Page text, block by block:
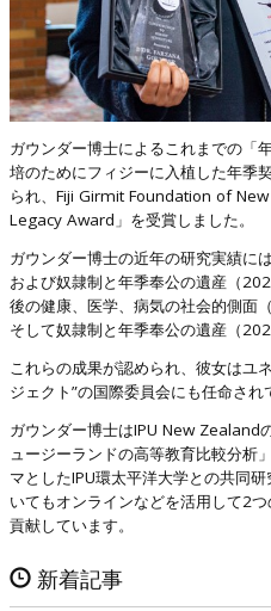
ガウンダー博士によるこれまでの「
培のためにフィジーに入植した年季
られ、Fiji Girmit Foundation of
Legacy Award」を受賞しました。
ガウンダー博士の近年の研究実績に
および奴隷制と年季奉公の遺産（
後の健康、医学、病気の社会的側面
そして奴隷制と年季奉公の遺産（
これらの成果が認められ、彼女はユ
ジェクト”の国際委員会にも任命され
ガウンダー博士はIPU New Zealand
ュージーランドの高等教育比較分析
マとしたIPU環太平洋大学との共同
いてもオンラインなどを活用して2
貢献しています。
新着記事